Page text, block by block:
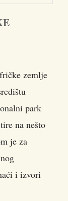
zemlje
park
na nešto
je za
i izvori